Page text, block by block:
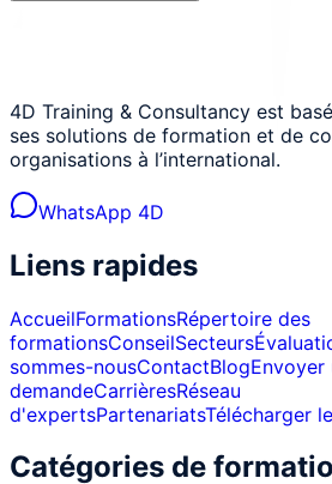
4D Training & Consultancy est
ses solutions de formation et de
organisations à l’international.
WhatsApp 4D
Liens rapides
AccueilFormationsRépertoire des
formationsConseilSecteurs
sommes-nousContactBlogEnvoyer
demandeCarrièresRéseau
d'expertsPartenariatsTélécharger
Catégories de